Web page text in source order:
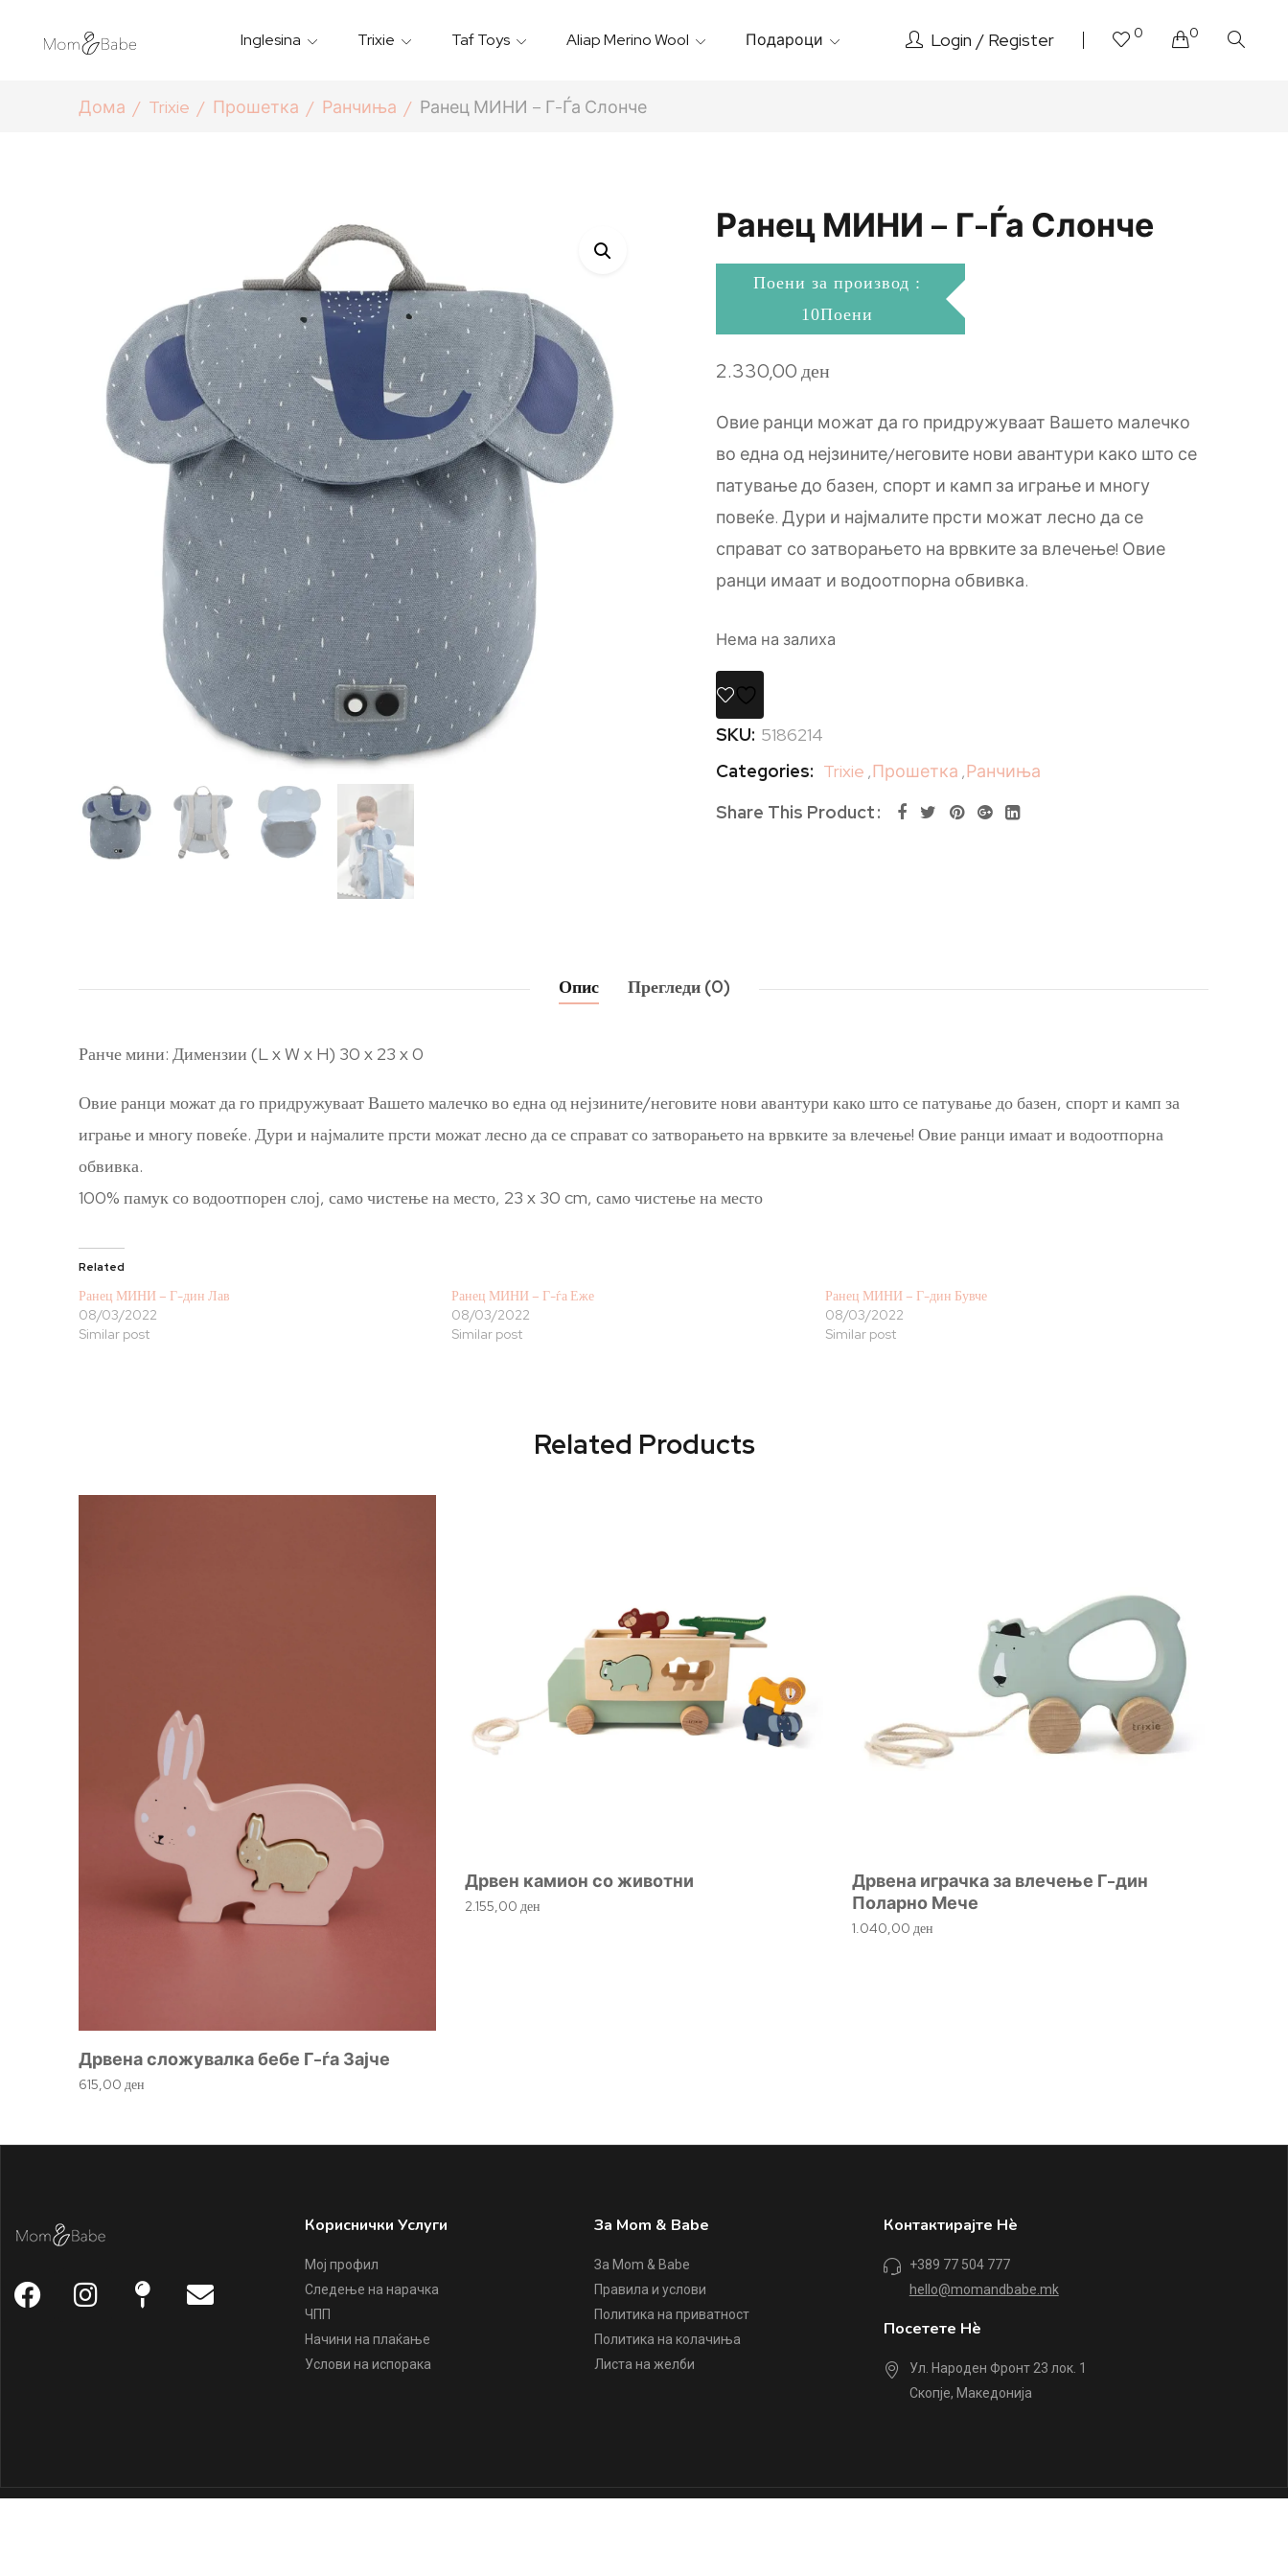
Inglesina Trixie Taf Toys Aliap Merino Wool Подароци Login Register 0 0
Дома Trixie Прошетка Ранчиња Ранец МИНИ – Г-Ѓа Слонче
Ранец МИНИ – Г-Ѓа Слонче
Поени за производ :
10Поени
2.330,00ден
Овие ранци можат да го придружуваат Вашето малечко
во една од нејзините/неговите нови авантури како што се
патување до базен, спорт и камп за играње и многу
повеќе. Дури и најмалите прсти можат лесно да се
справат со затворањето на врвките за влечење! Овие
ранци имаат и водоотпорна обвивка.
Нема на залиха
SKU: 5186214
Categories: Trixie ,Прошетка ,Ранчиња
Share This Product
Опис Прегледи (0)
Ранче мини: Димензии (L x W x H) 30 x 23 x 0
Овие ранци можат да го придружуваат Вашето малечко во една од нејзините/неговите нови авантури како што се патување до базен, спорт и камп за
играње и многу повеќе. Дури и најмалите прсти можат лесно да се справат со затворањето на врвките за влечење! Овие ранци имаат и водоотпорна
обвивка.
100% памук со водоотпорен слој, само чистење на место, 23 x 30 cm, само чистење на место
Related
Ранец МИНИ – Г-дин Лав
08/03/2022
Similar post
Ранец МИНИ – Г-ѓа Еже
08/03/2022
Similar post
Ранец МИНИ – Г-дин Бувче
08/03/2022
Similar post
Related Products
Дрвена сложувалка бебе Г-ѓа Зајче
615,00ден
Дрвен камион со животни
2.155,00ден
Дрвена играчка за влечење Г-дин
Поларно Мече
1.040,00 ден
Кориснички Услуги
Мој профил
Следење на нарачка
ЧПП
Начини на плаќање
Услови на испорака
За Mom & Babe
За Mom & Babe
Правила и услови
Политика на приватност
Политика на колачиња
Листа на желби
Контактирајте Нè
+389 77 504 777
hello@momandbabe.mk
Посетете Нè
Ул. Народен Фронт 23 лок. 1
Скопје, Македонија